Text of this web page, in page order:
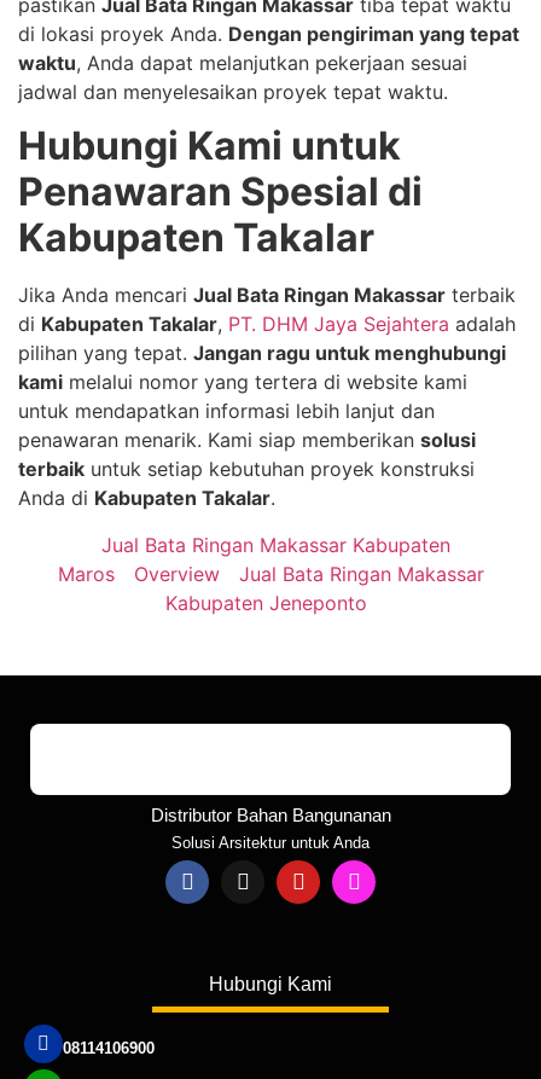
di lokasi proyek Anda. Dengan pengiriman yang tepat
waktu, Anda dapat melanjutkan pekerjaan sesuai
jadwal dan menyelesaikan proyek tepat waktu.
Hubungi Kami untuk
Penawaran Spesial di
Kabupaten Takalar
Jika Anda mencari Jual Bata Ringan Makassar terbaik
di Kabupaten Takalar, PT. DHM Jaya Sejahtera adalah
pilihan yang tepat. Jangan ragu untuk menghubungi
kami melalui nomor yang tertera di website kami
untuk mendapatkan informasi lebih lanjut dan
penawaran menarik. Kami siap memberikan solusi
terbaik untuk setiap kebutuhan proyek konstruksi
Anda di Kabupaten Takalar.
Jual Bata Ringan Makassar Kabupaten
Maros
Overview
Jual Bata Ringan Makassar
Kabupaten Jeneponto
Distributor Bahan Bangunanan
Solusi Arsitektur untuk Anda
Hubungi Kami
08114106900